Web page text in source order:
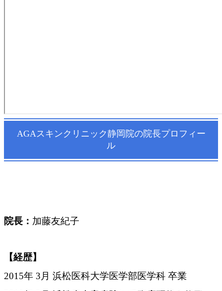
AGAスキンクリニック静岡院の院長プロフィー
ル
院長： 加藤友紀子
【経歴】
2015年 3月 浜松医科大学医学部医学科 卒業